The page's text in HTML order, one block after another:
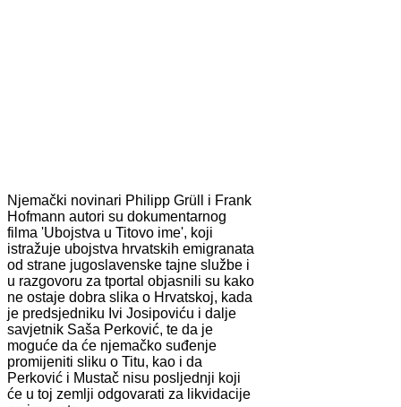
Njemački novinari Philipp Grüll i Frank
Hofmann autori su dokumentarnog
filma 'Ubojstva u Titovo ime', koji
istražuje ubojstva hrvatskih emigranata
od strane jugoslavenske tajne službe i
u razgovoru za tportal objasnili su kako
ne ostaje dobra slika o Hrvatskoj, kada
je predsjedniku Ivi Josipoviću i dalje
savjetnik Saša Perković, te da je
moguće da će njemačko suđenje
promijeniti sliku o Titu, kao i da
Perković i Mustač nisu posljednji koji
će u toj zemlji odgovarati za likvidacije